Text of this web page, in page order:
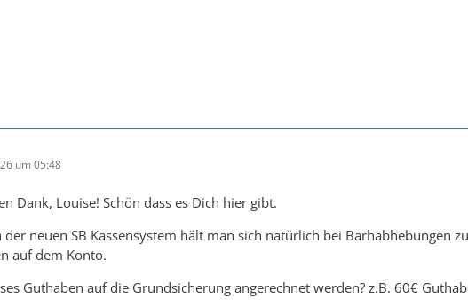
um 05:48
Dank, Louise! Schön dass es Dich hier gibt.
der neuen SB Kassensystem hält man sich natürlich bei Barhabhebungen
auf dem Konto.
Guthaben auf die Grundsicherung angerechnet werden? z.B. 60€